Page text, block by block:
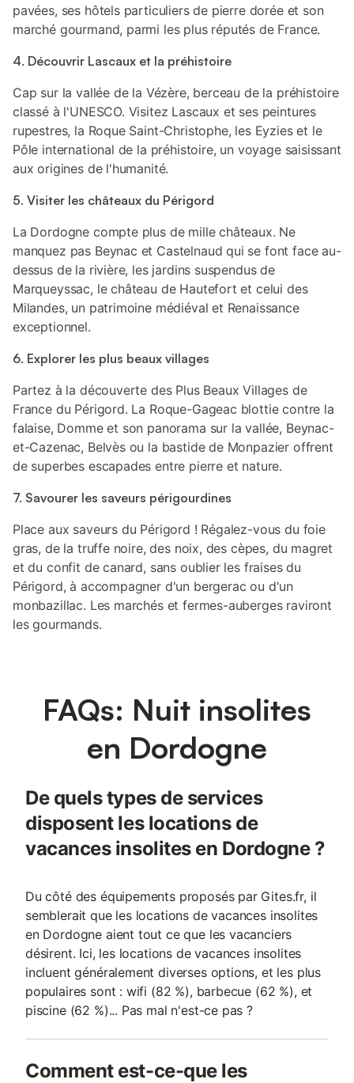
pavées, ses hôtels particuliers de pierre dorée et son
marché gourmand, parmi les plus réputés de France.
4. Découvrir Lascaux et la préhistoire
Cap sur la vallée de la Vézère, berceau de la préhistoire
classé à l'UNESCO. Visitez Lascaux et ses peintures
rupestres, la Roque Saint-Christophe, les Eyzies et le
Pôle international de la préhistoire, un voyage saisissant
aux origines de l'humanité.
5. Visiter les châteaux du Périgord
La Dordogne compte plus de mille châteaux. Ne
manquez pas Beynac et Castelnaud qui se font face au-
dessus de la rivière, les jardins suspendus de
Marqueyssac, le château de Hautefort et celui des
Milandes, un patrimoine médiéval et Renaissance
exceptionnel.
6. Explorer les plus beaux villages
Partez à la découverte des Plus Beaux Villages de
France du Périgord. La Roque-Gageac blottie contre la
falaise, Domme et son panorama sur la vallée, Beynac-
et-Cazenac, Belvès ou la bastide de Monpazier offrent
de superbes escapades entre pierre et nature.
7. Savourer les saveurs périgourdines
Place aux saveurs du Périgord ! Régalez-vous du foie
gras, de la truffe noire, des noix, des cèpes, du magret
et du confit de canard, sans oublier les fraises du
Périgord, à accompagner d'un bergerac ou d'un
monbazillac. Les marchés et fermes-auberges raviront
les gourmands.
FAQs: Nuit insolites
en Dordogne
De quels types de services
disposent les locations de
vacances insolites en Dordogne ?
Du côté des équipements proposés par Gites.fr, il
semblerait que les locations de vacances insolites
en Dordogne aient tout ce que les vacanciers
désirent. Ici, les locations de vacances insolites
incluent généralement diverses options, et les plus
populaires sont : wifi (82 %), barbecue (62 %), et
piscine (62 %)... Pas mal n'est-ce pas ?
Comment est-ce-que les